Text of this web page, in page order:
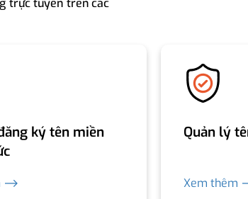
trực tuyến trên các
ký tên miền
⟶
Quản lý
Xem thêm